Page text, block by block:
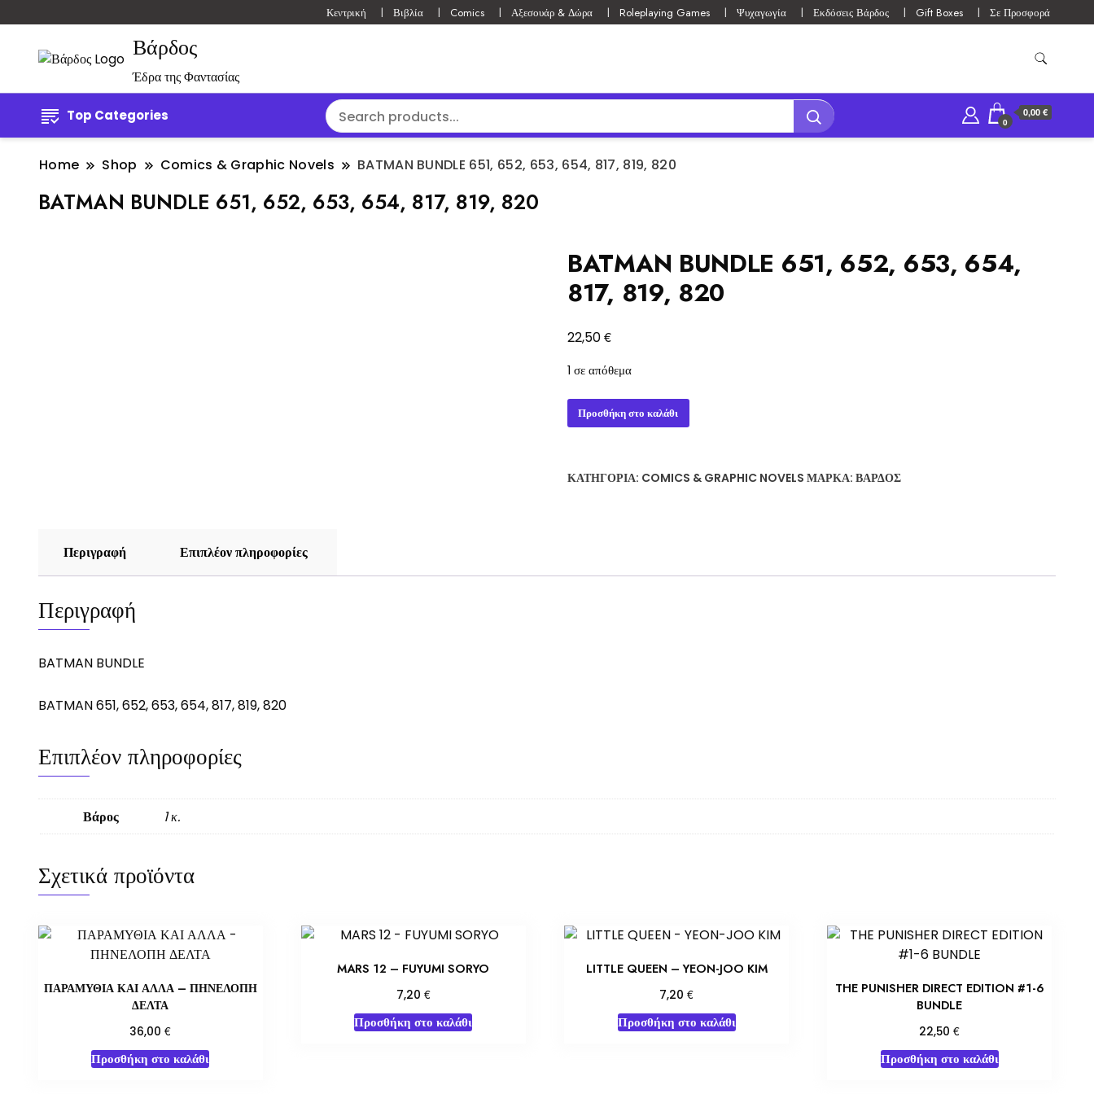
Κεντρική Βιβλία Comics Αξεσουάρ & Δώρα Roleplaying Games Ψυχαγωγία Εκδόσεις Βάρδος Gift Boxes Σε Προσφορά
Βάρδος
Έδρα της Φαντασίας
Top Categories 0
0,00 €
Home Shop Comics & Graphic Novels BATMAN BUNDLE 651, 652, 653, 654, 817, 819, 820
BATMAN BUNDLE 651, 652, 653, 654, 817, 819, 820
BATMAN BUNDLE 651, 652, 653, 654,
817, 819, 820
22,50€
1 σε απόθεμα
BATMAN
BUNDLE
653,
Προσθήκη στο καλάθι
ΚΑΤΗΓΟΡΊΑ: COMICS & GRAPHIC NOVELS ΜΆΡΚΑ: ΒΆΡΔΟΣ
Περιγραφή Επιπλέον πληροφορίες
Περιγραφή
BATMAN BUNDLE
BATMAN 651, 652, 653, 654, 817, 819, 820
Επιπλέον πληροφορίες
Βάρος 1 κ.
Σχετικά προϊόντα
ΠΑΡΑΜΥΘΙΑ ΚΑΙ ΑΛΛΑ – ΠΗΝΕΛΟΠΗ
ΔΕΛΤΑ
36,00€
Προσθήκη στο καλάθι
MARS 12 – FUYUMI SORYO
7,20 €
Προσθήκη στο καλάθι
LITTLE QUEEN – YEON-JOO KIM
7,20€
Προσθήκη στο καλάθι
THE PUNISHER DIRECT EDITION #1-6
BUNDLE
22,50€
Προσθήκη στο καλάθι